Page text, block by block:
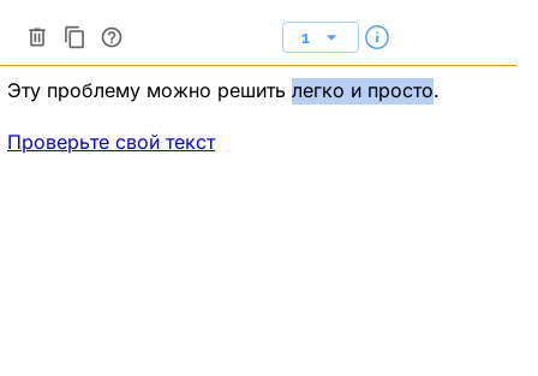
1
Эту проблему можно решить легко и просто.
Проверьте свой текст